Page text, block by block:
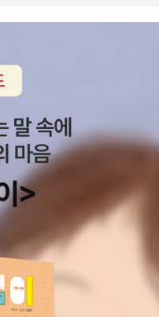
하시면 직접 읽어보실 것.